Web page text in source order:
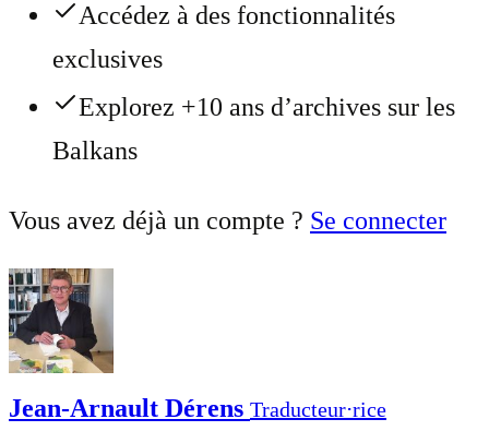
Accédez à des fonctionnalités
exclusives
Explorez +10 ans d’archives sur les
Balkans
Vous avez déjà un compte ? Se connecter
Jean-Arnault Dérens Traducteur⋅rice